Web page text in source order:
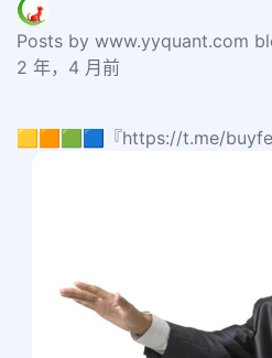
Posts by www.yyquant.com
2 年，4 月前
🟨🟧🟩🟦『https://t.me/